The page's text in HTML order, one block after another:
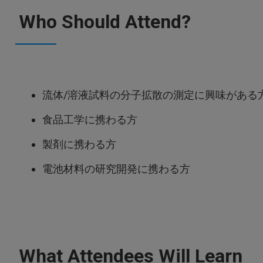
Who Should Attend?
流体/溶液試料の分子拡散の測定に興味がある
食品工学に携わる方
製剤に携わる方
電池材料の研究開発に携わる方
What Attendees Will Learn